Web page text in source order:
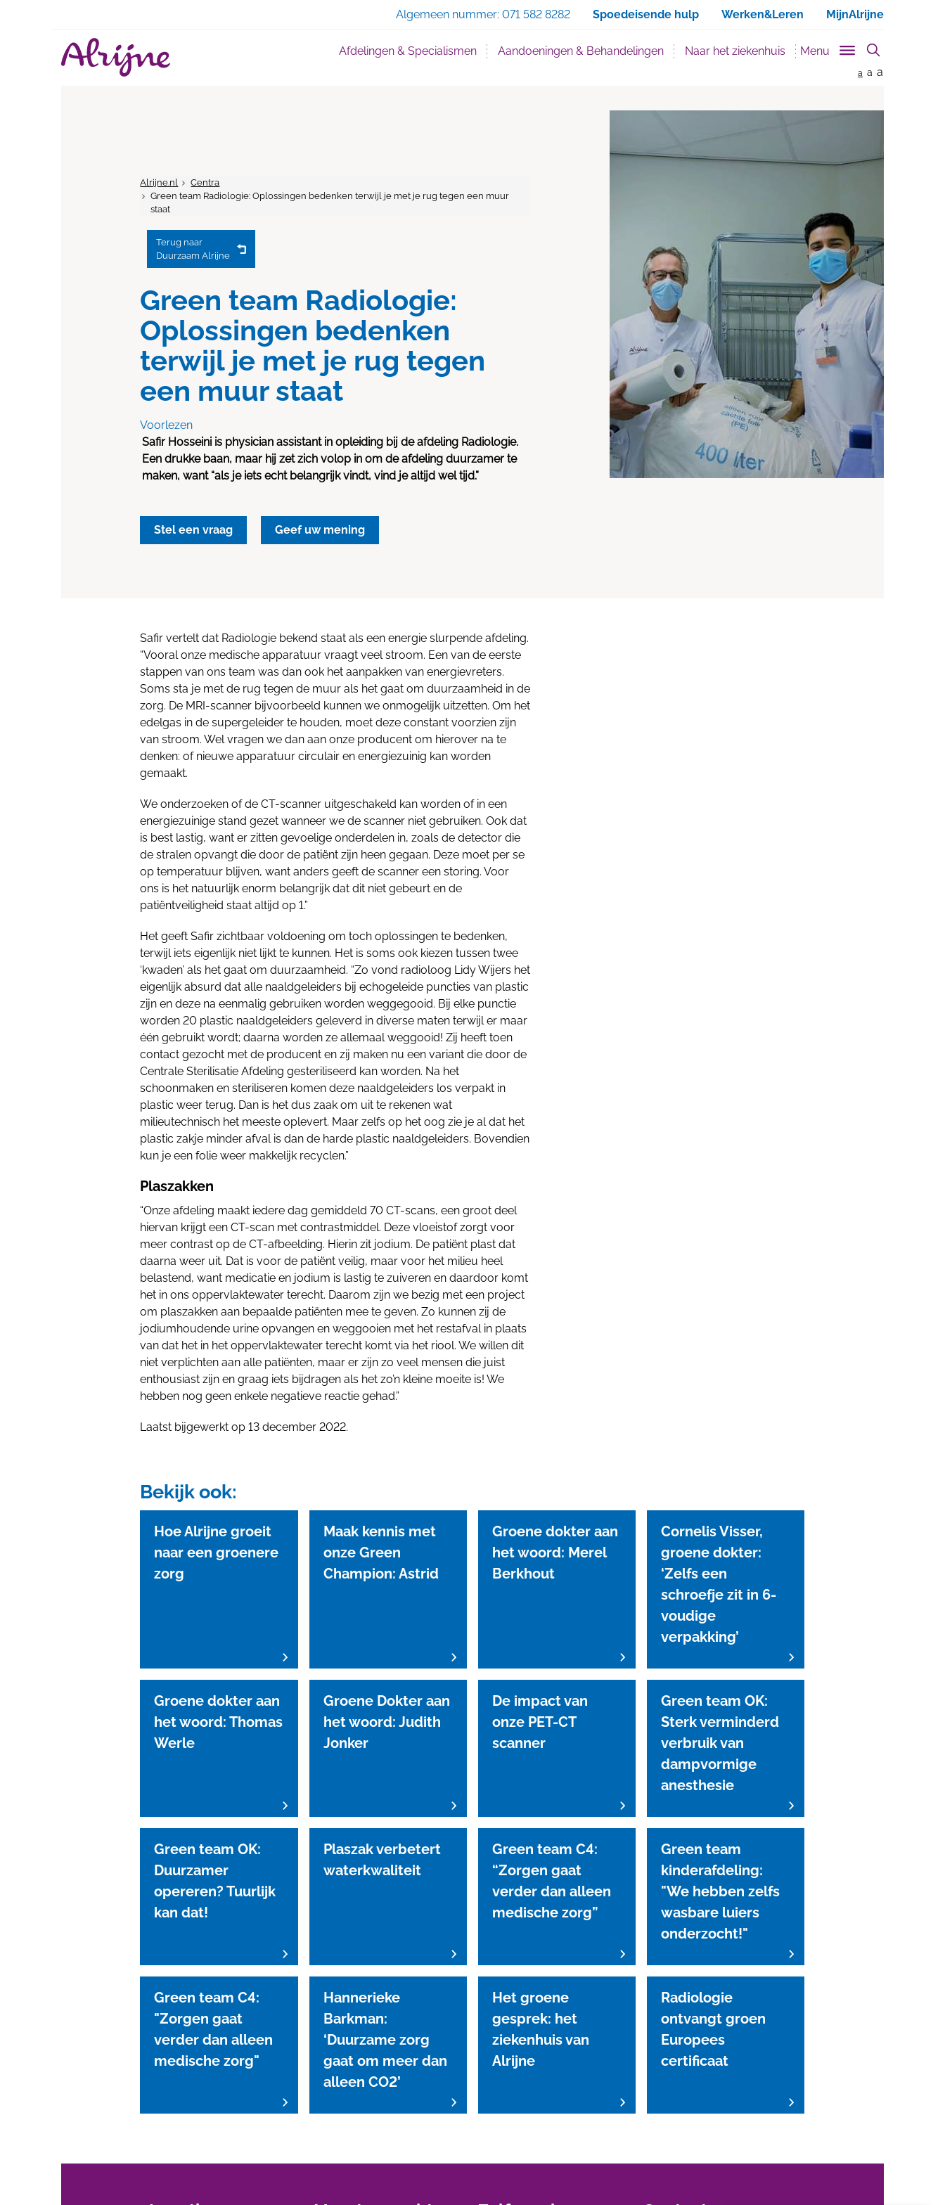
Algemeen nummer: 071 582 8282 Spoedeisende hulp Werken&Leren MijnAlrijne
Afdelingen & Specialismen Aandoeningen & Behandelingen Naar het ziekenhuis Menu
a a a
Alrijne.nl
Centra
Green team Radiologie: Oplossingen bedenken terwijl je met je rug tegen een muur
staat
Terug naar
Duurzaam Alrijne
Green team Radiologie:
Oplossingen bedenken
terwijl je met je rug tegen
een muur staat
Voorlezen
Safir Hosseini is physician assistant in opleiding bij de afdeling Radiologie.
Een drukke baan, maar hij zet zich volop in om de afdeling duurzamer te
maken, want “als je iets echt belangrijk vindt, vind je altijd wel tijd.”
Stel een vraag Geef uw mening
Safir vertelt dat Radiologie bekend staat als een energie slurpende afdeling.
“Vooral onze medische apparatuur vraagt veel stroom. Een van de eerste
stappen van ons team was dan ook het aanpakken van energievreters.
Soms sta je met de rug tegen de muur als het gaat om duurzaamheid in de
zorg. De MRI-scanner bijvoorbeeld kunnen we onmogelijk uitzetten. Om het
edelgas in de supergeleider te houden, moet deze constant voorzien zijn
van stroom. Wel vragen we dan aan onze producent om hierover na te
denken: of nieuwe apparatuur circulair en energiezuinig kan worden
gemaakt.
We onderzoeken of de CT-scanner uitgeschakeld kan worden of in een
energiezuinige stand gezet wanneer we de scanner niet gebruiken. Ook dat
is best lastig, want er zitten gevoelige onderdelen in, zoals de detector die
de stralen opvangt die door de patiënt zijn heen gegaan. Deze moet per se
op temperatuur blijven, want anders geeft de scanner een storing. Voor
ons is het natuurlijk enorm belangrijk dat dit niet gebeurt en de
patiëntveiligheid staat altijd op 1.”
Het geeft Safir zichtbaar voldoening om toch oplossingen te bedenken,
terwijl iets eigenlijk niet lijkt te kunnen. Het is soms ook kiezen tussen twee
‘kwaden’ als het gaat om duurzaamheid. “Zo vond radioloog Lidy Wijers het
eigenlijk absurd dat alle naaldgeleiders bij echogeleide puncties van plastic
zijn en deze na eenmalig gebruiken worden weggegooid. Bij elke punctie
worden 20 plastic naaldgeleiders geleverd in diverse maten terwijl er maar
één gebruikt wordt; daarna worden ze allemaal weggooid! Zij heeft toen
contact gezocht met de producent en zij maken nu een variant die door de
Centrale Sterilisatie Afdeling gesteriliseerd kan worden. Na het
schoonmaken en steriliseren komen deze naaldgeleiders los verpakt in
plastic weer terug. Dan is het dus zaak om uit te rekenen wat
milieutechnisch het meeste oplevert. Maar zelfs op het oog zie je al dat het
plastic zakje minder afval is dan de harde plastic naaldgeleiders. Bovendien
kun je een folie weer makkelijk recyclen.”
Plaszakken
“Onze afdeling maakt iedere dag gemiddeld 70 CT-scans, een groot deel
hiervan krijgt een CT-scan met contrastmiddel. Deze vloeistof zorgt voor
meer contrast op de CT-afbeelding. Hierin zit jodium. De patiënt plast dat
daarna weer uit. Dat is voor de patiënt veilig, maar voor het milieu heel
belastend, want medicatie en jodium is lastig te zuiveren en daardoor komt
het in ons oppervlaktewater terecht. Daarom zijn we bezig met een project
om plaszakken aan bepaalde patiënten mee te geven. Zo kunnen zij de
jodiumhoudende urine opvangen en weggooien met het restafval in plaats
van dat het in het oppervlaktewater terecht komt via het riool. We willen dit
niet verplichten aan alle patiënten, maar er zijn zo veel mensen die juist
enthousiast zijn en graag iets bijdragen als het zo’n kleine moeite is! We
hebben nog geen enkele negatieve reactie gehad.”
Laatst bijgewerkt op 13 december 2022.
Bekijk ook:
Hoe Alrijne groeit
naar een groenere
zorg
Maak kennis met
onze Green
Champion: Astrid
Groene dokter aan
het woord: Merel
Berkhout
Cornelis Visser,
groene dokter:
‘Zelfs een
schroefje zit in 6-
voudige
verpakking’
Groene dokter aan
het woord: Thomas
Werle
Groene Dokter aan
het woord: Judith
Jonker
De impact van
onze PET-CT
scanner
Green team OK:
Sterk verminderd
verbruik van
dampvormige
anesthesie
Green team OK:
Duurzamer
opereren? Tuurlijk
kan dat!
Plaszak verbetert
waterkwaliteit
Green team C4:
“Zorgen gaat
verder dan alleen
medische zorg”
Green team
kinderafdeling:
"We hebben zelfs
wasbare luiers
onderzocht!"
Green team C4:
"Zorgen gaat
verder dan alleen
medische zorg"
Hannerieke
Barkman:
‘Duurzame zorg
gaat om meer dan
alleen CO2’
Het groene
gesprek: het
ziekenhuis van
Alrijne
Radiologie
ontvangt groen
Europees
certificaat